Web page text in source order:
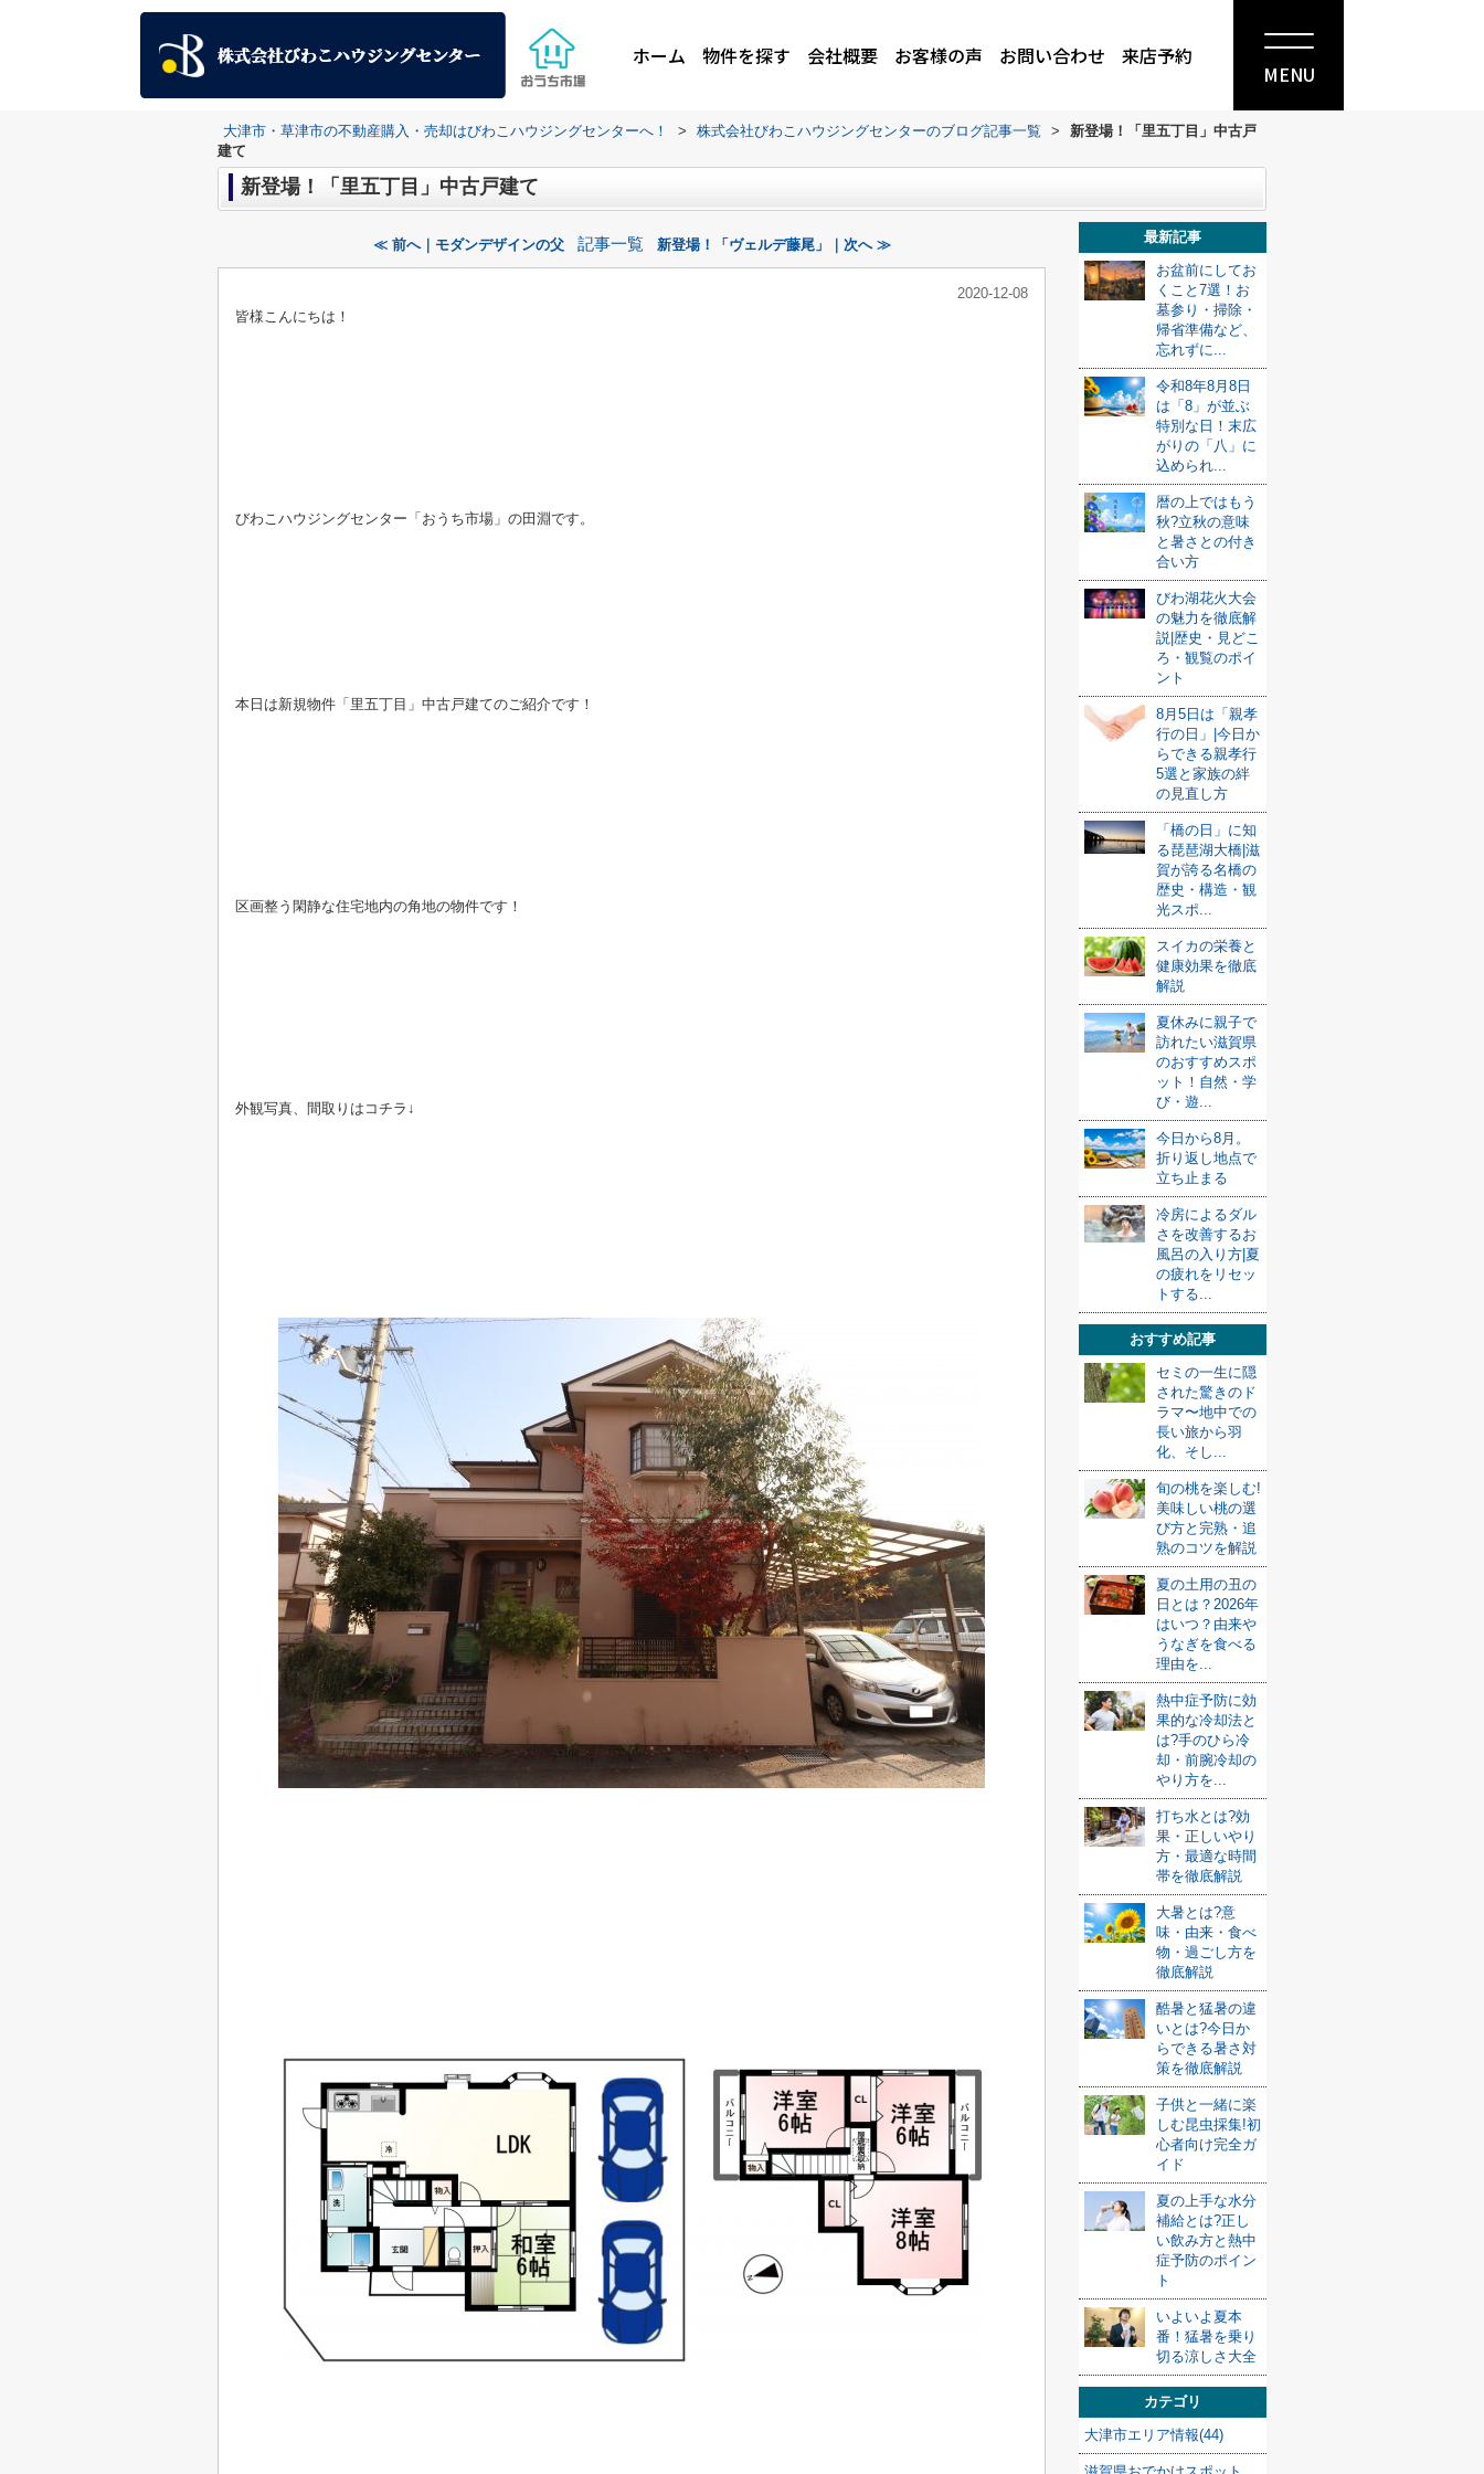
ホーム 物件を探す 会社概要 お客様の声 お問い合わせ 来店予約
MENU
大津市・草津市の不動産購入・売却はびわこハウジングセンターへ！ > 株式会社びわこハウジングセンターのブログ記事一覧 >
新登場！「里五丁目」中古戸
建て
新登場！「里五丁目」中古戸建て
≪ 前へ｜モダンデザインの父 記事一覧 新登場！「ヴェルデ藤尾」｜次へ ≫
2020-12-08
皆様こんにちは！
びわこハウジングセンター「おうち市場」の田淵です。
本日は新規物件「里五丁目」中古戸建てのご紹介です！
区画整う閑静な住宅地内の角地の物件です！
外観写真、間取りはコチラ↓
最新記事
お盆前にしてお
くこと7選！お
墓参り・掃除・
帰省準備など、
忘れずに...
令和8年8月8日
は「8」が並ぶ
特別な日！末広
がりの「八」に
込められ...
暦の上ではもう
秋?立秋の意味
と暑さとの付き
合い方
びわ湖花火大会
の魅力を徹底解
説|歴史・見どこ
ろ・観覧のポイ
ント
8月5日は「親孝
行の日」|今日か
らできる親孝行
5選と家族の絆
の見直し方
「橋の日」に知
る琵琶湖大橋|滋
賀が誇る名橋の
歴史・構造・観
光スポ...
スイカの栄養と
健康効果を徹底
解説
夏休みに親子で
訪れたい滋賀県
のおすすめスポ
ット！自然・学
び・遊...
今日から8月。
折り返し地点で
立ち止まる
冷房によるダル
さを改善するお
風呂の入り方|夏
の疲れをリセッ
トする...
おすすめ記事
セミの一生に隠
された驚きのド
ラマ〜地中での
長い旅から羽
化、そし...
旬の桃を楽しむ!
美味しい桃の選
び方と完熟・追
熟のコツを解説
夏の土用の丑の
日とは？2026年
はいつ？由来や
うなぎを食べる
理由を...
熱中症予防に効
果的な冷却法と
は?手のひら冷
却・前腕冷却の
やり方を...
打ち水とは?効
果・正しいやり
方・最適な時間
帯を徹底解説
大暑とは?意
味・由来・食べ
物・過ごし方を
徹底解説
酷暑と猛暑の違
いとは?今日か
らできる暑さ対
策を徹底解説
子供と一緒に楽
しむ昆虫採集!初
心者向け完全ガ
イド
夏の上手な水分
補給とは?正し
い飲み方と熱中
症予防のポイン
ト
いよいよ夏本
番！猛暑を乗り
切る涼しさ大全
カテゴリ
大津市エリア情報(44)